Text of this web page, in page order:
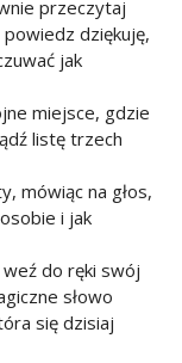
przeczytaj
dziękuję,
jak
miejsce, gdzie
listę trzech
mówiąc na głos,
i jak
weź do ręki swój
słowo
się dzisiaj